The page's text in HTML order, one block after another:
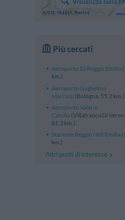
Visualizza sulla
Più cercati
Aeroporto Di Reggio Emilia
km.)
Aeroporto Guglielmo
Marconi (Bologna, 55.2 km.)
Aeroporto Valerio
Catullo (Villafranca Di
81.3 km.)
Stazione Reggio Nell'Emilia
km.)
Altri punti di interesse